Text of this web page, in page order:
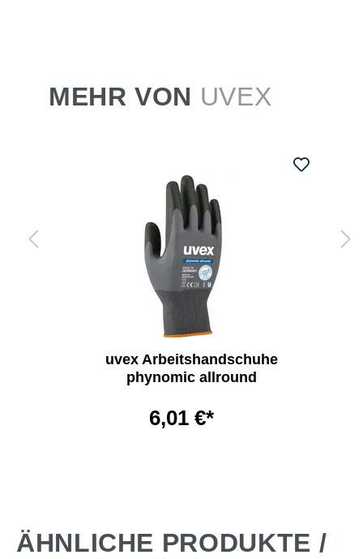
MEHR VON UVEX
uvex Arbeitshandschuhe
phynomic allround
6,01 €*
ÄHNLICHE PRODUKTE /